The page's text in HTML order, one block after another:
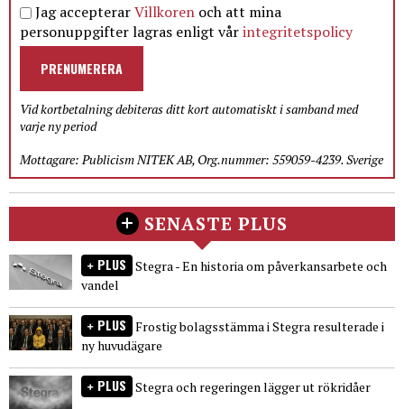
Jag accepterarVillkoren och att mina
personuppgifter lagras enligt vårintegritetspolicy
PRENUMERERA
Vid kortbetalning debiteras ditt kort automatiskt i samband med
varje ny period
Mottagare: Publicism NITEK AB, Org.nummer: 559059-4239. Sverige
SENASTE PLUS
PLUS Stegra - En historia om påverkansarbete och
vandel
PLUS Frostig bolagsstämma i Stegra resulterade i
ny huvudägare
PLUS Stegra och regeringen lägger ut rökridåer